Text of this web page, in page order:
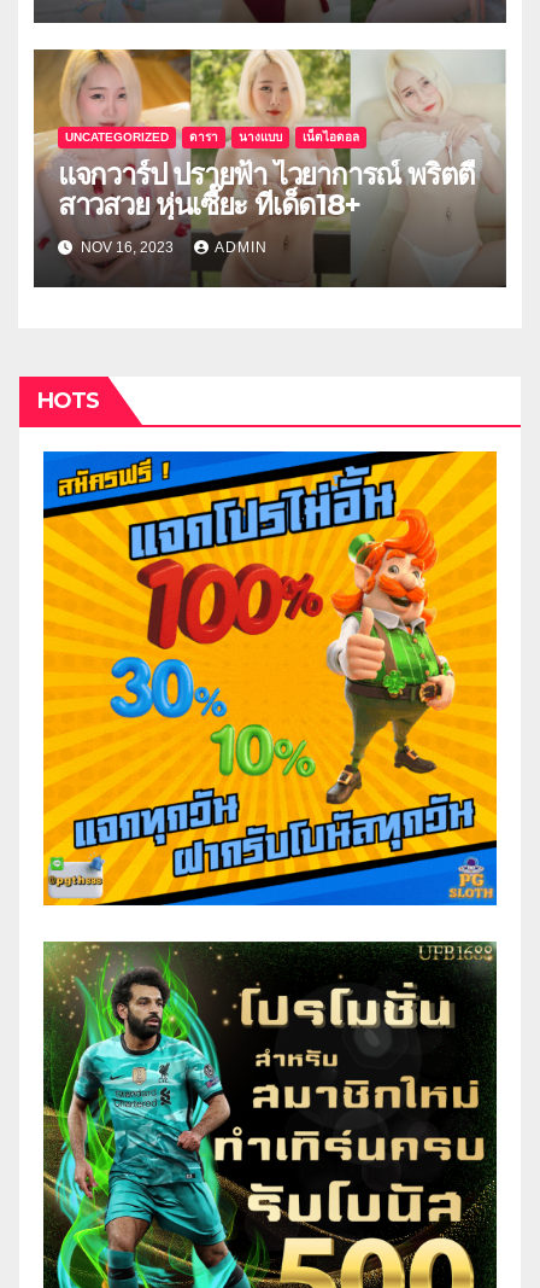
UNCATEGORIZED ดารา นางแบบ เน็ตไอดอล
แจกวาร์ป ปรายฟ้า ไวยาการณ์ พริตตี้
สาวสวย หุ่นเซี๊ยะ ทีเด็ด18+
NOV 16, 2023 ADMIN
HOTS